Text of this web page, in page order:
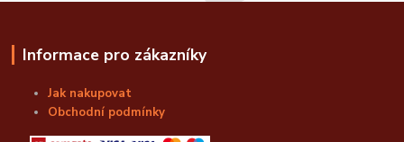
Informace pro zákazníky
Jak nakupovat
Obchodní podmínky